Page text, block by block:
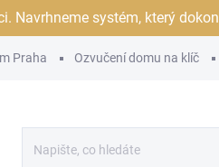
Navrhneme systém, který
Praha Ozvučení domu na klíč